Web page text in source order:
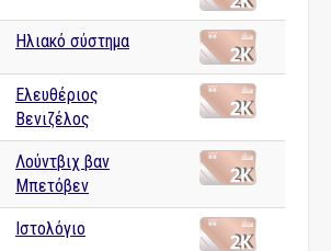
Ηλιακό σύστημα
Ελευθέριος
Βενιζέλος
Λούντβιχ βαν
Μπετόβεν
Ιστολόγιο